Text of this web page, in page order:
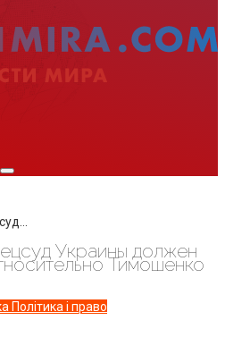
Украины должен
Тимошенко
Політика і право